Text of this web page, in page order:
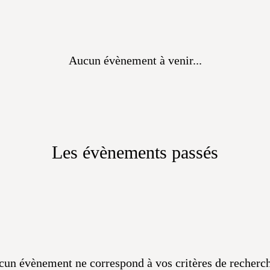
Aucun évènement à venir...
Les évènements passés
évènement ne correspond à vos critères de